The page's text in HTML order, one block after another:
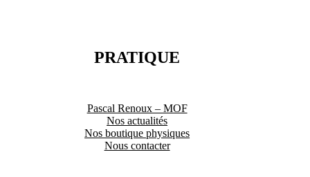
PRATIQUE
Pascal Renoux – MOF
Nos actualités
Nos boutique physiques
Nous contacter